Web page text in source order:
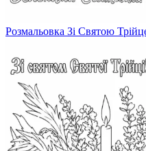
Розмальовка Зі Святою